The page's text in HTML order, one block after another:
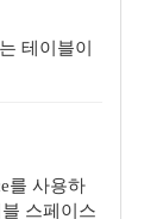
테이블이
를 사용하
스페이스